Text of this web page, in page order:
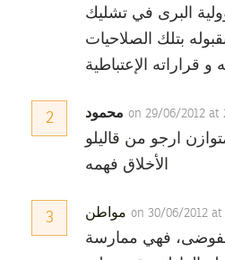
البرى في تشليك
بتلك الصلاحيات
و قراراته الإعتباطية
2 محمود on 29/06/2012 at
ارجو من قاليلو
الأخلاق فهمه
3 مواطن on 30/06/2012
فهي ممارسة